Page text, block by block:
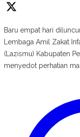
Baru empat hari
Lembaga Amil Zakat
(Lazismu) Kabupaten
menyedot perhatian